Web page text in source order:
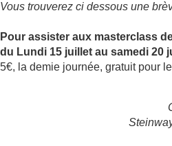
Vous trouverez ci dessous une
Pour assister aux masterclass
du Lundi 15 juillet au samedi 20
5€, la demie journée, gratuit pour